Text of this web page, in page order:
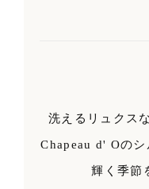
洗えるリュクス
Chapeau d' Oのシ
輝く季節